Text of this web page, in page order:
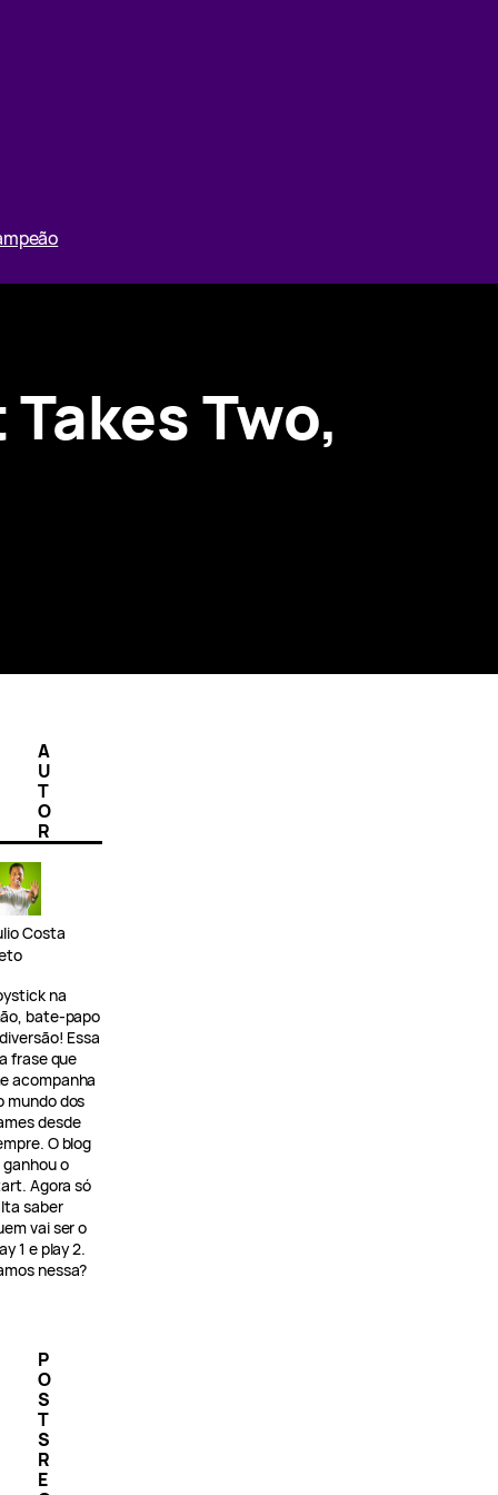
Two,
A
U
T
O
R
Costa
na
bate-papo
Essa
frase que
acompanha
mundo dos
desde
O blog
ganhou o
Agora só
saber
vai ser o
1 e play 2.
nessa?
P
O
S
T
S
R
E